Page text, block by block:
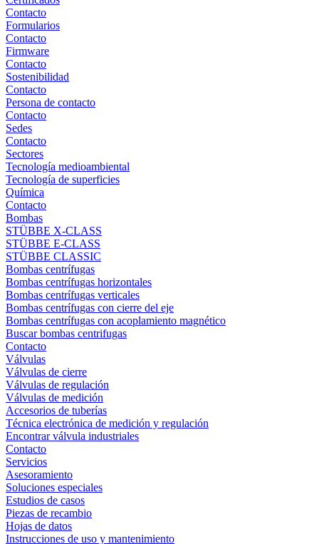
Contacto
Formularios
Contacto
Firmware
Contacto
Sostenibilidad
Contacto
Persona de contacto
Contacto
Sedes
Contacto
Sectores
Tecnología medioambiental
Tecnología de superficies
Química
Contacto
Bombas
STÜBBE X-CLASS
STÜBBE E-CLASS
STÜBBE CLASSIC
Bombas centrífugas
Bombas centrífugas horizontales
Bombas centrífugas verticales
Bombas centrífugas con cierre del eje
Bombas centrífugas con acoplamiento magnético
Buscar bombas centrifugas
Contacto
Válvulas
Válvulas de cierre
Válvulas de regulación
Válvulas de medición
Accesorios de tuberías
Técnica electrónica de medición y regulación
Encontrar válvula industriales
Contacto
Servicios
Asesoramiento
Soluciones especiales
Estudios de casos
Piezas de recambio
Hojas de datos
Instrucciones de uso y mantenimiento